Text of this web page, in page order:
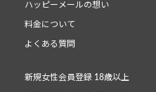
ハッピーメールの想い
料金について
よくある質問
新規女性会員登録 18歳以上